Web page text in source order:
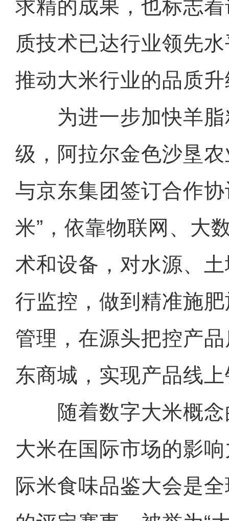
求精的成果，也标志
质技术已达行业领先
推动大米行业的品质
为进一步加快羊脂
级，阿拉尔金色沙垦
与京东集团签订合作
米”，依靠物联网、大
术和设备，对水源、
行监控，做到精准施
管理，在源头把控产
东商城，实现产品线
随着数字大米概念
大米在国际市场的影
际米食味品鉴大会是